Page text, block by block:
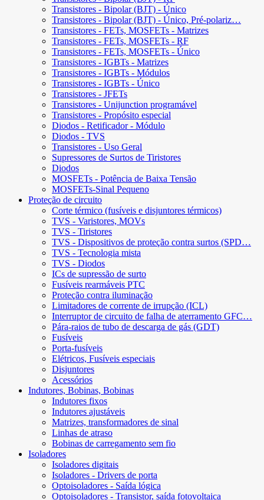
Transistores - Bipolar (BJT) - Único
Transistores - Bipolar (BJT) - Único, Pré-polariz…
Transistores - FETs, MOSFETs - Matrizes
Transistores - FETs, MOSFETs - RF
Transistores - FETs, MOSFETs - Único
Transistores - IGBTs - Matrizes
Transistores - IGBTs - Módulos
Transistores - IGBTs - Único
Transistores - JFETs
Transistores - Unijunction programável
Transistores - Propósito especial
Diodos - Retificador - Módulo
Diodos - TVS
Transistores - Uso Geral
Supressores de Surtos de Tiristores
Diodos
MOSFETs - Potência de Baixa Tensão
MOSFETs-Sinal Pequeno
Proteção de circuito
Corte térmico (fusíveis e disjuntores térmicos)
TVS - Varistores, MOVs
TVS - Tiristores
TVS - Dispositivos de proteção contra surtos (SPD…
TVS - Tecnologia mista
TVS - Diodos
ICs de supressão de surto
Fusíveis rearmáveis ​​PTC
Proteção contra iluminação
Limitadores de corrente de irrupção (ICL)
Interruptor de circuito de falha de aterramento GFC…
Pára-raios de tubo de descarga de gás (GDT)
Fusíveis
Porta-fusíveis
Elétricos, Fusíveis especiais
Disjuntores
Acessórios
Indutores, Bobinas, Bobinas
Indutores fixos
Indutores ajustáveis
Matrizes, transformadores de sinal
Linhas de atraso
Bobinas de carregamento sem fio
Isoladores
Isoladores digitais
Isoladores - Drivers de porta
Optoisoladores - Saída lógica
Optoisoladores - Transistor, saída fotovoltaica